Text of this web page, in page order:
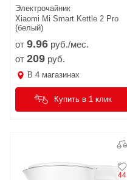
Электрочайник
Xiaomi Mi Smart Kettle 2 Pro
(белый)
от 9.96 руб./мес.
от 209 руб.
В 4 магазинах
Купить в 1 клик
44